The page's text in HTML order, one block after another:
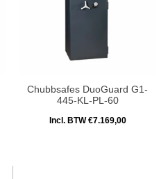
Chubbsafes DuoGuard G1-
445-KL-PL-60
Incl. BTW €7.169,00